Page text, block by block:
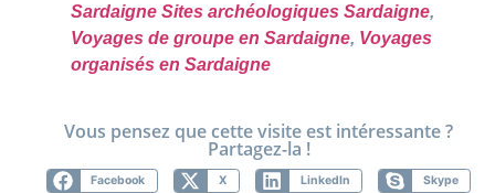
Sardaigne Sites archéologiques Sardaigne,
Voyages de groupe en Sardaigne, Voyages
organisés en Sardaigne
Vous pensez que cette visite est intéressante ?
Partagez-la !
Facebook X LinkedIn Skype